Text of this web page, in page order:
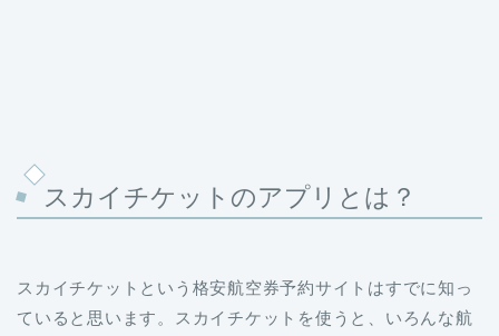
スカイチケットのアプリとは？
スカイチケットという格安航空券予約サイトはすでに知っ
ていると思います。スカイチケットを使うと、いろんな航